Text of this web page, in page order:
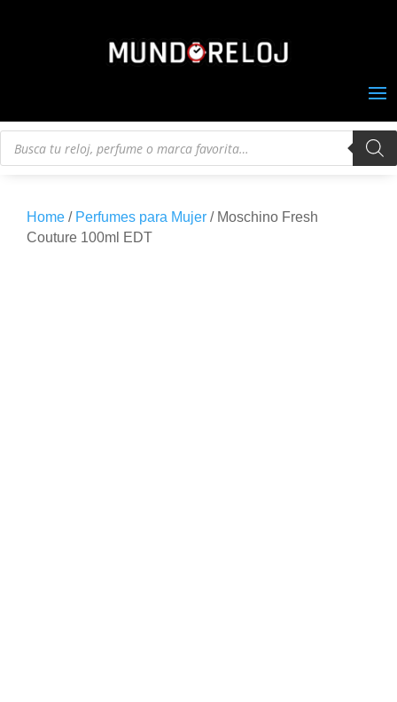
Búsqueda
Home / Perfumes para Mujer / Moschino Fresh
Couture 100ml EDT